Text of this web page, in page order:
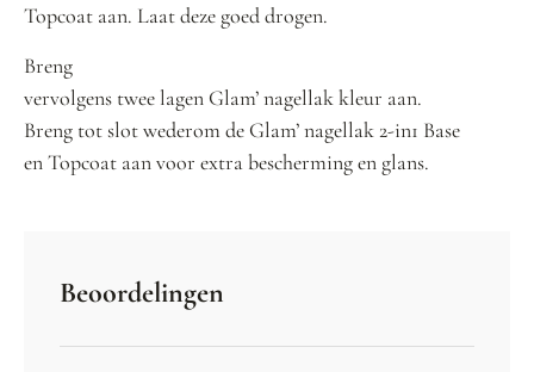
Topcoat aan. Laat deze goed drogen.
Breng
vervolgens twee lagen Glam’ nagellak kleur aan.
Breng tot slot wederom de Glam’ nagellak 2-in1 Base
en Topcoat aan voor extra bescherming en glans.
Beoordelingen